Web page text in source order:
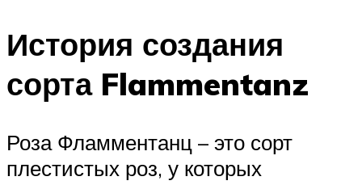
История создания
сорта Flammentanz
Роза Фламментанц – это сорт
плестистых роз, у которых